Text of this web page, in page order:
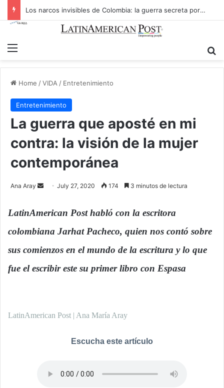
Los narcos invisibles de Colombia: la guerra secreta por la verdad, el poder y la nueva economía de la droga
Home /VIDA/ Entretenimiento
Entretenimiento
La guerra que aposté en mi
contra: la visión de la mujer
contemporánea
Ana Aray
n
a
m
July 27, 2020 174 3 minutos de lectura
LatinAmerican Post habló con la escritora
colombiana Jarhat Pacheco, quien nos contó sobre
sus comienzos en el mundo de la escritura y lo que
fue el escribir este su primer libro con Espasa
LatinAmerican Post | Ana María Aray
Escucha este artículo